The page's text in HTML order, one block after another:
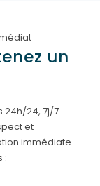
un
24h/24, 7j/7
et
immédiate
: